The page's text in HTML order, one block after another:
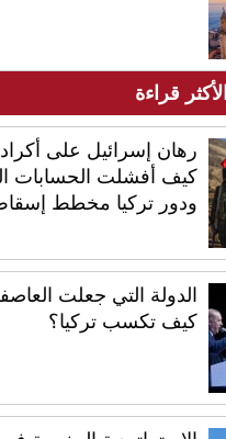
قراءة
رهان إسرائيل على
كيف أفشلت الحسابات
ودور تركيا مخطط
الدولة التي جعلت
كيف تكسب تركيا؟